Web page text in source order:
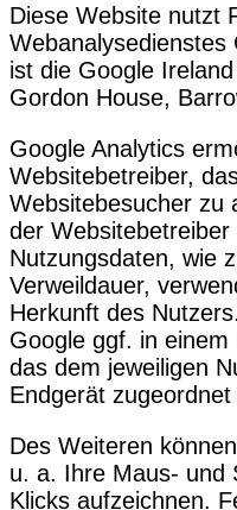
Diese Website nutzt
Webanalysedienstes
ist die Google
Gordon House,
Google Analytics
Websitebetreiber,
Websitebesucher zu
der
Nutzungsdaten, wie
Verweildauer,
Herkunft des
Google ggf. in
das dem jeweiligen
Endgerät zugeordnet
Des Weiteren
u. a. Ihre Maus- und
Klicks aufzeichnen.